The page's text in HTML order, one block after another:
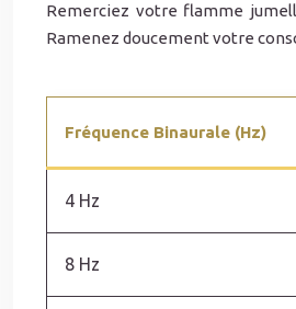
Remerciez votre flamme
Ramenez doucement votre
Fréquence Binaurale (Hz)
4 Hz
8 Hz